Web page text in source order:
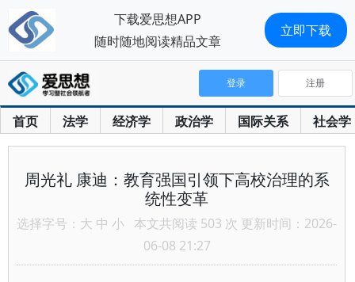
首页 法学 经济学 政治学 国际关系 社会学
登录 注册
周光礼 康迪：教育强国引领下高校治理的系
统性变革
选择字号： 大 中 小 本文共阅读 503 次 更新时间：2026-
06-08 21:27
下载爱思想APP
随时随地阅读精品文章
立即下载